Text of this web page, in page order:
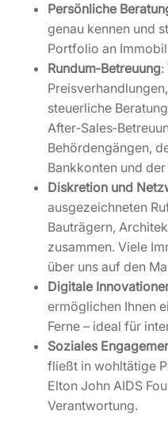
Persönliche
genau kennen und
Portfolio an
Rundum‑Betreuung:
steuerliche
Behördengängen,
Bankkonten und
Diskretion und
ausgezeichneten
Bauträgern,
zusammen. Viele
über uns auf den
Digitale
ermöglichen Ihnen
Ferne – ideal für
Soziales
fließt in wohltätige
Elton John AIDS
Verantwortung.